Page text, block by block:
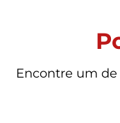
Encontre um